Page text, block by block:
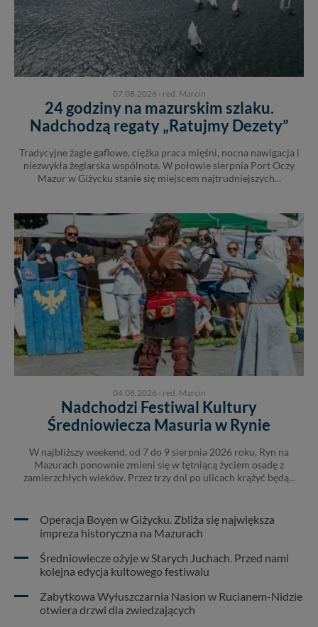
07.08.2026 › red. Marcin
24 godziny na mazurskim szlaku.
Nadchodzą regaty „Ratujmy Dezety”
Tradycyjne żagle gaflowe, ciężka praca mięśni, nocna nawigacja i
niezwykła żeglarska wspólnota. W połowie sierpnia Port Oczy
Mazur w Giżycku stanie się miejscem najtrudniejszych...
04.08.2026 › red. Marcin
Nadchodzi Festiwal Kultury
Średniowiecza Masuria w Rynie
W najbliższy weekend, od 7 do 9 sierpnia 2026 roku, Ryn na
Mazurach ponownie zmieni się w tętniącą życiem osadę z
zamierzchłych wieków. Przez trzy dni po ulicach krążyć będą...
Operacja Boyen w Giżycku. Zbliża się największa
impreza historyczna na Mazurach
Średniowiecze ożyje w Starych Juchach. Przed nami
kolejna edycja kultowego festiwalu
Zabytkowa Wyłuszczarnia Nasion w Rucianem-Nidzie
otwiera drzwi dla zwiedzających